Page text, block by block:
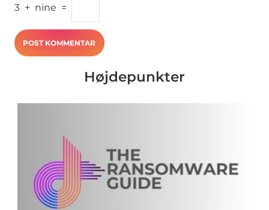
3 + nine =
Højdepunkter